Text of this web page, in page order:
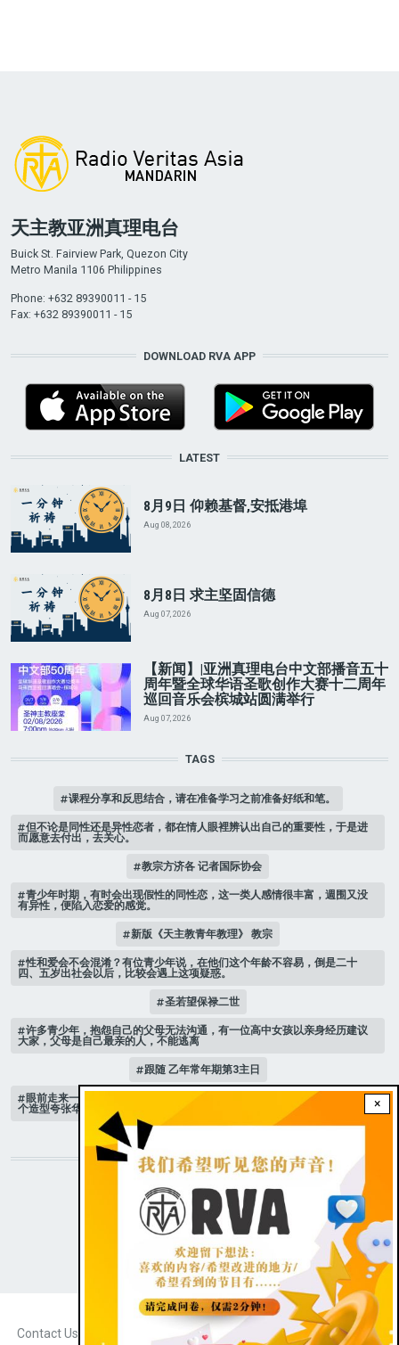
×
天主教亚洲真理电台
Buick St. Fairview Park, Quezon City
Metro Manila 1106 Philippines
Phone: +632 89390011 - 15
Fax: +632 89390011 - 15
DOWNLOAD RVA APP
LATEST
8月9日 仰赖基督,安抵港埠
Aug 08, 2026
8月8日 求主坚固信德
Aug 07, 2026
【新闻】|亚洲真理电台中文部播音五十
周年暨全球华语圣歌创作大赛十二周年
巡回音乐会槟城站圆满举行
Aug 07, 2026
TAGS
课程分享和反思结合，请在准备学习之前准备好纸和笔。
但不论是同性还是异性恋者，都在情人眼裡辨认出自己的重要性，于是进
而愿意去付出，去关心。
教宗方济各 记者国际协会
青少年时期，有时会出现假性的同性恋，这一类人感情很丰富，週围又没
有异性，便陷入恋爱的感觉。
新版《天主教青年教理》 教宗
性和爱会不会混淆？有位青少年说，在他们这个年龄不容易，倒是二十
四、五岁出社会以后，比较会遇上这项疑惑。
圣若望保禄二世
许多青少年，抱怨自己的父母无法沟通，有一位高中女孩以亲身经历建议
大家，父母是自己最亲的人，不能逃离
跟随 乙年常年期第3主日
眼前走来一位魔女，可爱的妖媚中带点邪恶，身上穿著宫廷的小丑服，整
个造型夸张华丽，非常特殊。
STAY CONNECTED WITH US!
Contact Us
Dark theme